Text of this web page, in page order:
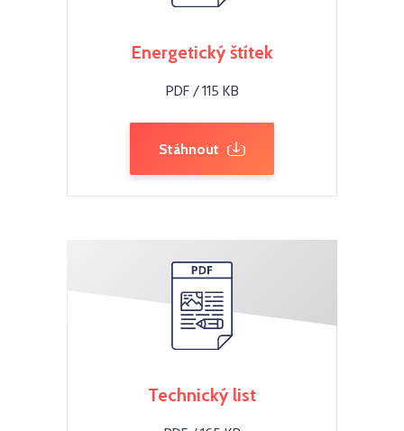
Energetický štítek
PDF / 115 KB
Stáhnout
Technický list